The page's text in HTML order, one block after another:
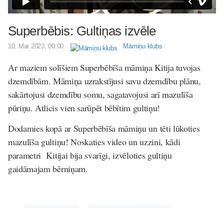
Superbēbis: Gultiņas izvēle
10. Mar 2023, 00:00 Māmiņu klubs
Ar maziem solīšiem Superbēbīša māmiņa Kitija tuvojas
dzemdībām. Māmiņa uzrakstījusi savu dzemdību plānu,
sakārtojusi dzemdību somu, sagatavojusi arī mazulīša
pūriņu. Atlicis vien sarūpēt bēbītim gultiņu!
Dodamies kopā ar Superbēbīša māmiņu un tēti lūkoties
mazulīša gultiņu! Noskaties video un uzzini, kādi
parametri Kitijai bija svarīgi, izvēloties gultiņu
gaidāmajam bērniņam.